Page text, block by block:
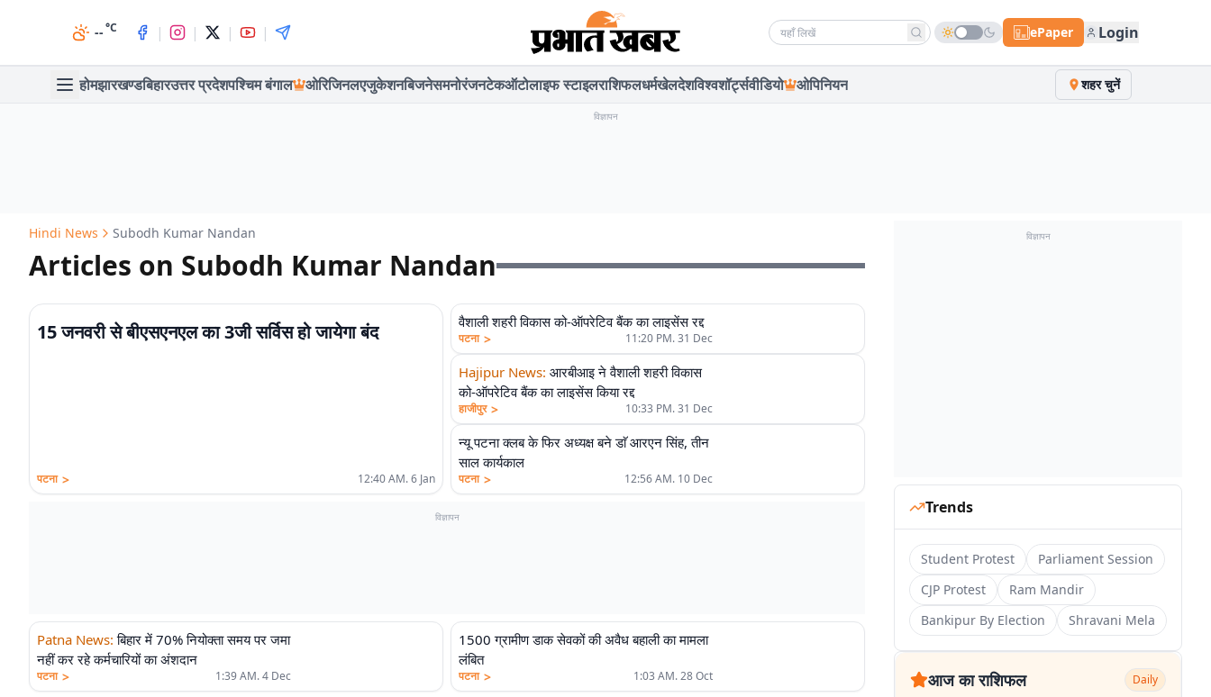
--°C | | | | Search news ePaper Login
होमझारखण्डबिहारउत्तर प्रदेशपश्चिम बंगाल ओरिजिनलएजुकेशनबिजनेसमनोरंजनटेकऑटोलाइफ स्टाइलराशिफलधर्मखेलदेशविश्वशॉर्ट्सवीडियो ओपिनियन शहर चुनें
विज्ञापन
Hindi News Subodh Kumar Nandan
Articles on Subodh Kumar Nandan
15 जनवरी से बीएसएनएल का 3जी सर्विस हो जायेगा बंद
पटना > 12:40 AM. 6 Jan
वैशाली शहरी विकास को-ऑपरेटिव बैंक का लाइसेंस रद्द
पटना > 11:20 PM. 31 Dec
Hajipur News: आरबीआइ ने वैशाली शहरी विकास
को-ऑपरेटिव बैंक का लाइसेंस किया रद्द
हाजीपुर > 10:33 PM. 31 Dec
न्यू पटना क्लब के फिर अध्यक्ष बने डाॅ आरएन सिंह, तीन
साल कार्यकाल
पटना > 12:56 AM. 10 Dec
विज्ञापन
Patna News: बिहार में 70% नियोक्ता समय पर जमा
नहीं कर रहे कर्मचारियों का अंशदान
पटना > 1:39 AM. 4 Dec
1500 ग्रामीण डाक सेवकों की अवैध बहाली का मामला
लंबित
पटना > 1:03 AM. 28 Oct
विज्ञापन
Trends
Student Protest
Parliament Session
CJP Protest
Ram Mandir
Bankipur By Election
Shravani Mela
आज का राशिफल Daily